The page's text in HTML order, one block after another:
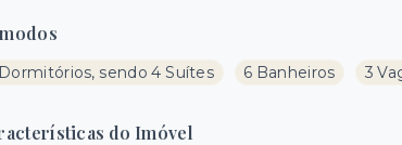
sendo 4 Suítes 6 Banheiros 3
do Imóvel